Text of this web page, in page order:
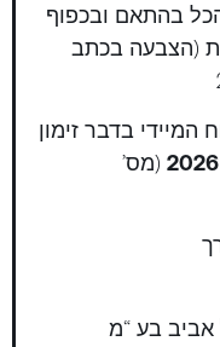
בהתאם ובכפוף
(הצבעה בכתב
המיידי בדבר זימון
2026 (מס’
אביב בע “מ